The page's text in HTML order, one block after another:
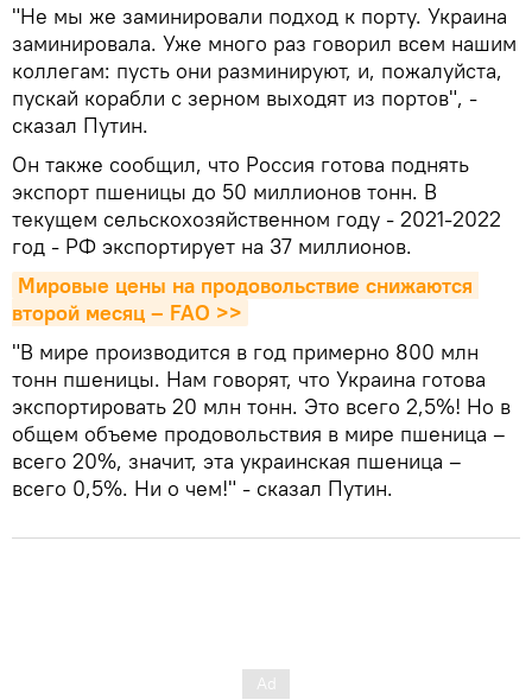
"Не мы же заминировали подход к порту. Украина
заминировала. Уже много раз говорил всем нашим
коллегам: пусть они разминируют, и, пожалуйста,
пускай корабли с зерном выходят из портов", -
сказал Путин.
Он также сообщил, что Россия готова поднять
экспорт пшеницы до 50 миллионов тонн. В
текущем сельскохозяйственном году - 2021-2022
год - РФ экспортирует на 37 миллионов.
Мировые цены на продовольствие снижаются
второй месяц – FAO >>
"В мире производится в год примерно 800 млн
тонн пшеницы. Нам говорят, что Украина готова
экспортировать 20 млн тонн. Это всего 2,5%! Но в
общем объеме продовольствия в мире пшеница –
всего 20%, значит, эта украинская пшеница –
всего 0,5%. Ни о чем!" - сказал Путин.